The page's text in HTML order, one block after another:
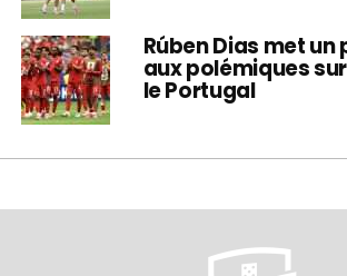
Rúben Dias met un
aux polémiques
le Portugal